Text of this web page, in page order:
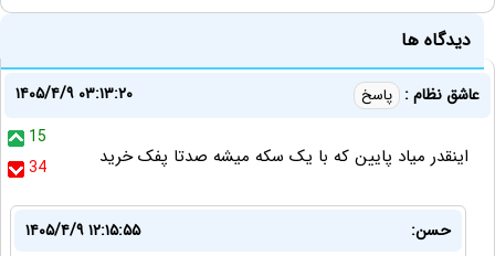
دیدگاه ها
عاشق نظام : پاسخ
۱۴۰۵/۴/۹ ۰۳:۱۳:۲۰
15
34
اینقدر میاد پایین که با یک سکه میشه صدتا پفک خرید
حسن:
۱۴۰۵/۴/۹ ۱۲:۱۵:۵۵